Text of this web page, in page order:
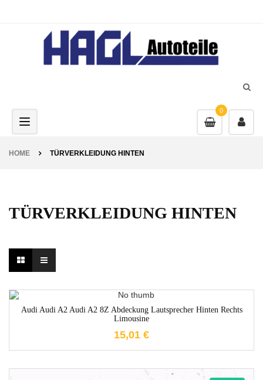
0
Toggle navigation
HOME TÜRVERKLEIDUNG HINTEN
TÜRVERKLEIDUNG HINTEN
Audi Audi A2 Audi A2 8Z Abdeckung Lautsprecher Hinten Rechts
Limousine
15,01 €
1-3 Werktage